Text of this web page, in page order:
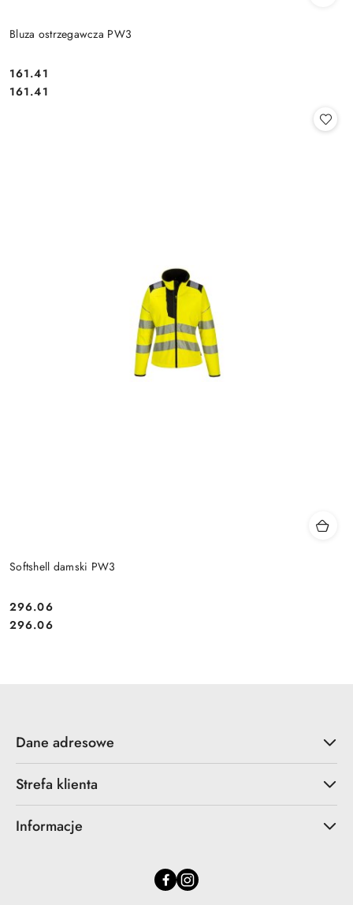
Bluza ostrzegawcza PW3
Cena:
161.41
Cena:
161.41
Softshell damski PW3
Cena:
296.06
Cena:
296.06
Dane adresowe
Strefa klienta
Informacje